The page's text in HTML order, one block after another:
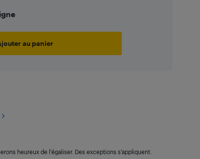
au panier
heureux de l’égaliser. Des exceptions s’appliquent.